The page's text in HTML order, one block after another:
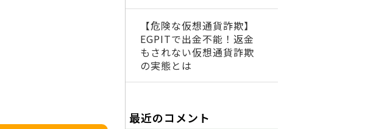
【危険な仮想通貨詐欺】
EGPITで出金不能！返金
もされない仮想通貨詐欺
の実態とは
最近のコメント